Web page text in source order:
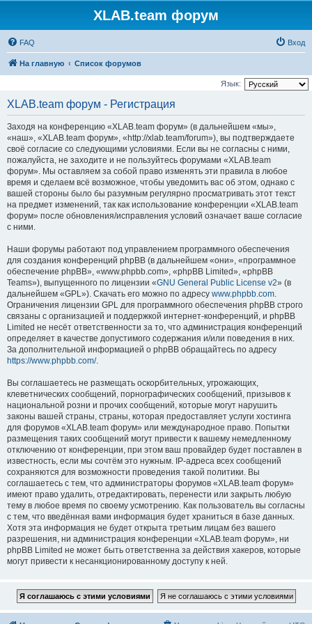
XLAB.team форум
FAQ Вход
На главную Список форумов
Язык:
XLAB.team форум - Регистрация
Заходя на конференцию «XLAB.team форум» (в дальнейшем «мы»,
«наш», «XLAB.team форум», «http://xlab.team/forum»), вы подтверждаете
своё согласие со следующими условиями. Если вы не согласны с ними,
пожалуйста, не заходите и не пользуйтесь форумами «XLAB.team
форум». Мы оставляем за собой право изменять эти правила в любое
время и сделаем всё возможное, чтобы уведомить вас об этом, однако с
вашей стороны было бы разумным регулярно просматривать этот текст
на предмет изменений, так как использование конференции «XLAB.team
форум» после обновления/исправления условий означает ваше согласие
с ними.
Наши форумы работают под управлением программного обеспечения
для создания конференций phpBB (в дальнейшем «они», «программное
обеспечение phpBB», «www.phpbb.com», «phpBB Limited», «phpBB
Teams»), выпущенного по лицензии «GNU General Public License v2» (в
дальнейшем «GPL»). Скачать его можно по адресу www.phpbb.com.
Ограничения лицензии GPL для программного обеспечения phpBB строго
связаны с организацией и поддержкой интернет-конференций, и phpBB
Limited не несёт ответственности за то, что администрация конференций
определяет в качестве допустимого содержания и/или поведения в них.
За дополнительной информацией о phpBB обращайтесь по адресу
https://www.phpbb.com/.
Вы соглашаетесь не размещать оскорбительных, угрожающих,
клеветнических сообщений, порнографических сообщений, призывов к
национальной розни и прочих сообщений, которые могут нарушить
законы вашей страны, страны, которая предоставляет услуги хостинга
для форумов «XLAB.team форум» или международное право. Попытки
размещения таких сообщений могут привести к вашему немедленному
отключению от конференции, при этом ваш провайдер будет поставлен в
известность, если мы сочтём это нужным. IP-адреса всех сообщений
сохраняются для возможности проведения такой политики. Вы
соглашаетесь с тем, что администраторы форумов «XLAB.team форум»
имеют право удалить, отредактировать, перенести или закрыть любую
тему в любое время по своему усмотрению. Как пользователь вы согласны
с тем, что введённая вами информация будет храниться в базе данных.
Хотя эта информация не будет открыта третьим лицам без вашего
разрешения, ни администрация конференции «XLAB.team форум», ни
phpBB Limited не может быть ответственна за действия хакеров, которые
могут привести к несанкционированному доступу к ней.